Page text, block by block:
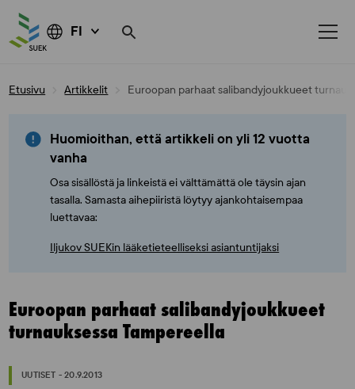
FI
Etusivu Artikkelit Euroopan parhaat salibandyjoukkueet
Huomioithan, että artikkeli on yli 12 vuotta
vanha
Osa sisällöstä ja linkeistä ei välttämättä ole täysin ajan
tasalla. Samasta aihepiiristä löytyy ajankohtaisempaa
luettavaa:
Iljukov SUEKin lääketieteelliseksi asiantuntijaksi
Euroopan parhaat salibandyjoukkueet
turnauksessa Tampereella
UUTISET - 20.9.2013